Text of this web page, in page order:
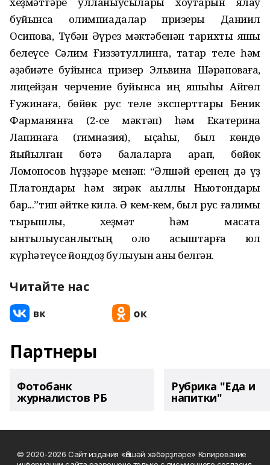
буйынса олимпиадалар призеры Даниил
Осиповҡа, Түбән Әүрез мәктәбенән тарихты яҡшы
белеүсе Сәлим Ғиззәтуллинға, татар теле һәм
әҙәбиәте буйынса призер Эльвина Шәрәповаға,
лицейҙан черчение буйынса иң яҡшыһы Айгөл
Ғужинаға, бөйөк рус теле эксперттары Беник
Фарманянға (2-се мәктәп) һәм Екатерина
Лапинаға (гимназия), ҡыҫҡаһы, был көндө
йыйылған бөтә балаларға ҡарап, бөйөк
Ломоносов һүҙҙәре менән: “Әлшәй еренең дә үҙ
Платондары һәм зирәк аҡыллы Ньютондары
бар...”тип әйтке килә. Ә кем-кем, был рус ғалимы
тырышлыҡ, хеҙмәт һәм маҡсатҡа
ынтылыусанлыҡтың оло асыштарға юл
күрһәтеүсе йондоҙ булыуын аныҡ белгән.
Читайте нас
Партнеры
Фотобанк
журналистов РБ
Рубрика "Еда и
напитки"
© 2020-2026 Сайт издания «Әлшәй хәбәрҙләре» Копирование